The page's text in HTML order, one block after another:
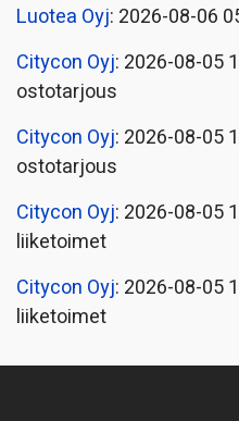
Luotea Oyj: 2026-08-06
Citycon Oyj: 2026-08-05
ostotarjous
Citycon Oyj: 2026-08-05
ostotarjous
Citycon Oyj: 2026-08-05
liiketoimet
Citycon Oyj: 2026-08-05
liiketoimet